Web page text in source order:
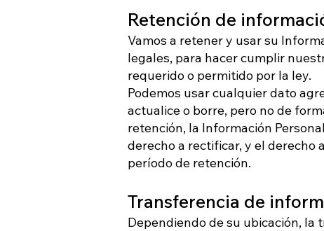
Retención de
Vamos a retener y usar su
legales, para hacer cumplir
requerido o permitido por la ley.
Podemos usar cualquier dato
actualice o borre, pero no de
retención, la Información
derecho a rectificar, y el derecho
período de retención.
Transferencia de
Dependiendo de su ubicación,